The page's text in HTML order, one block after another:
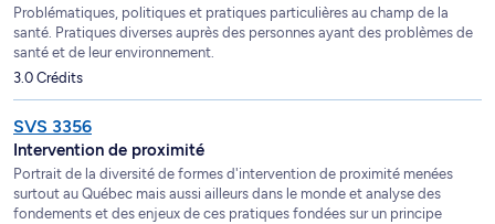
Problématiques, politiques et pratiques particulières au champ de la
santé. Pratiques diverses auprès des personnes ayant des problèmes de
santé et de leur environnement.
3.0 Crédits
SVS 3356
Intervention de proximité
Portrait de la diversité de formes d'intervention de proximité menées
surtout au Québec mais aussi ailleurs dans le monde et analyse des
fondements et des enjeux de ces pratiques fondées sur un principe